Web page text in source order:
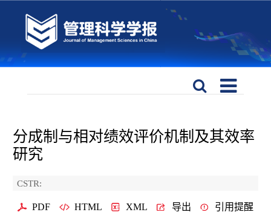
分成制与相对绩效评价机制及其效率
研究
CSTR:
PDF HTML XML 导出 引用提醒